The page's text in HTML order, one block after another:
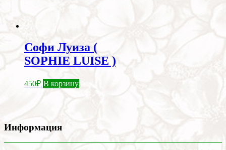
Софи Луиза (
SOPHIE LUISE )
450₽ В корзину
Информация